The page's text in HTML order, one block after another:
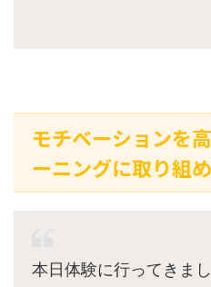
モチベーションを
ーニングに取り組
本日体験に行ってきま